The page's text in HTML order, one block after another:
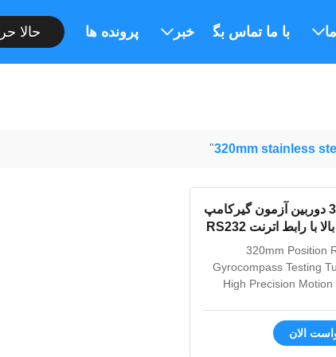
با ما تماس بگیریدخبر پرونده ها حالا
320mm stainless
"
320mm دوربين آزمون گيرکامپ
با دقت بالا با رابط اترنت RS232
320mm Position Rotation
Gyrocompass Testing
High Precision Motion
turntable provides
الان